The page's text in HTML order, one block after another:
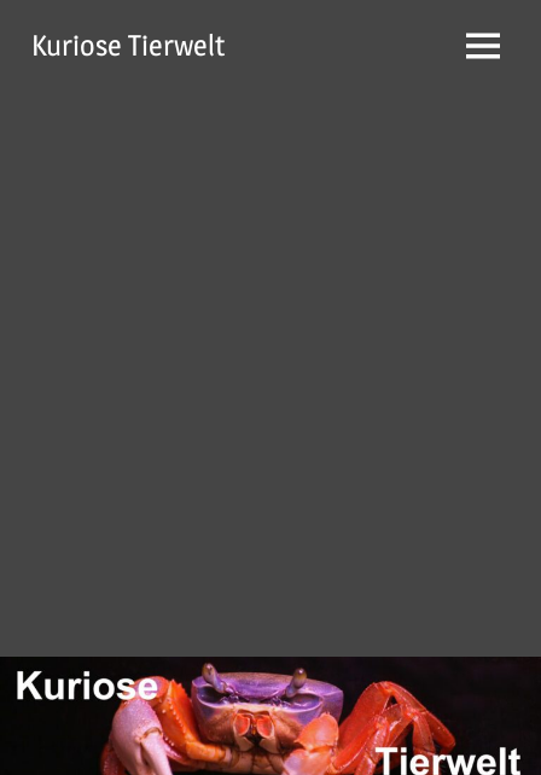
InhaltKuriose Tierwelt Menü